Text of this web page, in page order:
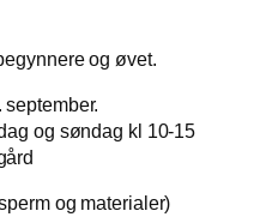
og øvet.
og søndag kl 10-15
og materialer)